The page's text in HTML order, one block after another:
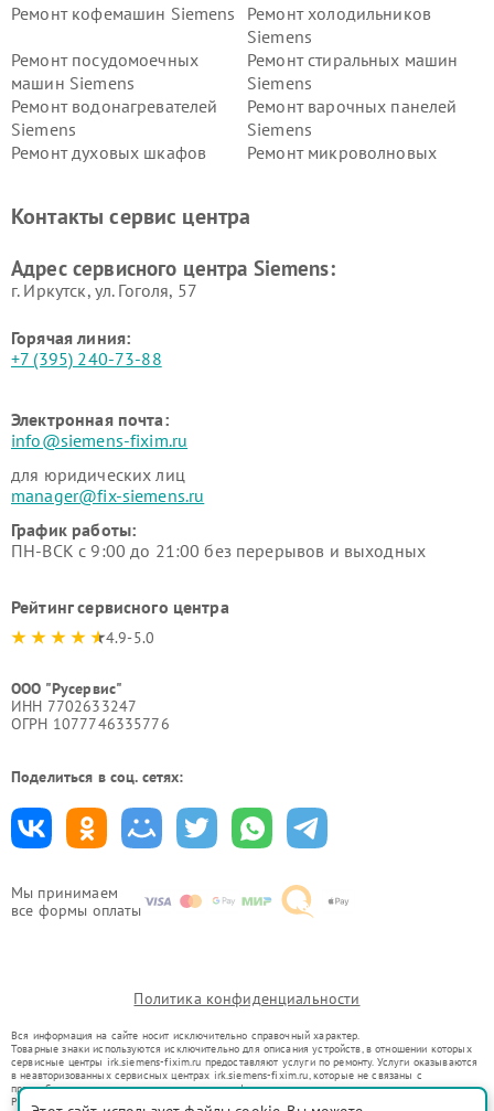
Мы принимаем
все формы оплаты
Ремонт кофемашин Siemens
Ремонт холодильников
Siemens
Ремонт посудомоечных
машин Siemens
Ремонт стиральных машин
Siemens
Ремонт водонагревателей
Siemens
Ремонт варочных панелей
Siemens
Ремонт духовых шкафов
Ремонт микроволновых
Siemens
Siemens
Siemens
Siemens
Контакты сервис центра
Адрес сервисного центра Siemens:
г. Иркутск, ул. ​Гоголя, 57
Горячая линия:
+7 (395) 240-73-88
Электронная почта:
info@siemens-fixim.ru
для юридических лиц
manager@fix-siemens.ru
График работы:
ПН-ВСК с 9:00 до 21:00 без перерывов и выходных
Рейтинг сервисного центра
4.9-5.0
ООО "Русервис"
ИНН 7702633247
ОГРН 1077746335776
Поделиться в соц. сетях:
Политика конфиденциальности
Вся информация на сайте носит исключительно справочный характер.
Товарные знаки используются исключительно для описания устройств, в отношении которых
сервисные центры irk.siemens-fixim.ru предоставляют услуги по ремонту. Услуги оказываются
в неавторизованных сервисных центрах irk.siemens-fixim.ru, которые не связаны с
правообладателями товарных знаков или их официальными представителями.
Ремонт осуществляется для устройств, уже введенных в гражданский оборот в соответствии